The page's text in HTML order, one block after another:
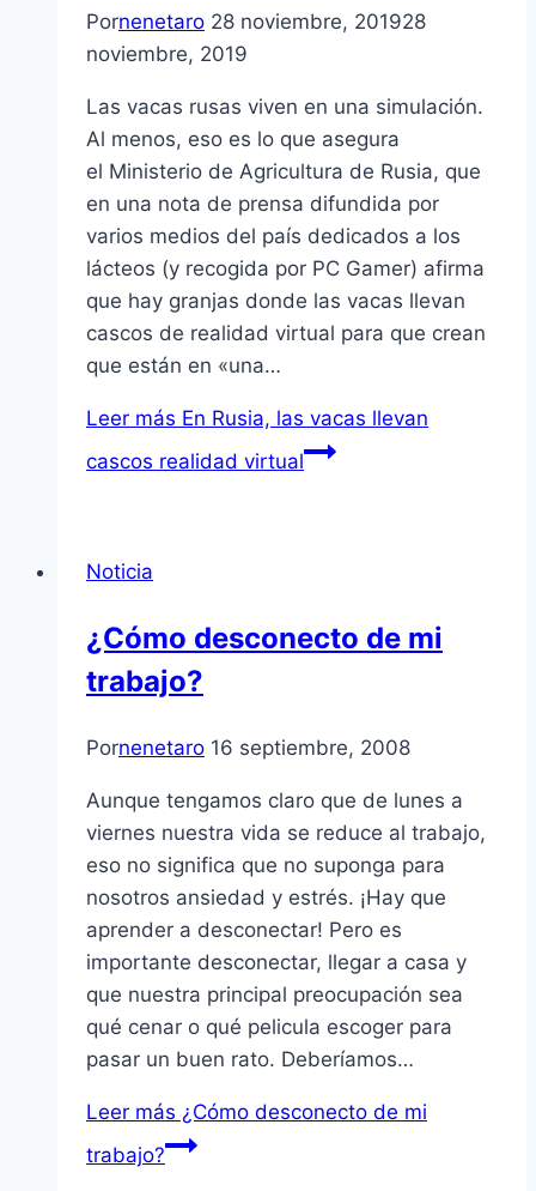
Pornenetaro 28 noviembre, 201928
noviembre, 2019
Las vacas rusas viven en una simulación.
Al menos, eso es lo que asegura
el Ministerio de Agricultura de Rusia, que
en una nota de prensa difundida por
varios medios del país dedicados a los
lácteos (y recogida por PC Gamer) afirma
que hay granjas donde las vacas llevan
cascos de realidad virtual para que crean
que están en «una…
Leer más En Rusia, las vacas llevan
cascos realidad virtual
Noticia
¿Cómo desconecto de mi
trabajo?
Pornenetaro 16 septiembre, 2008
Aunque tengamos claro que de lunes a
viernes nuestra vida se reduce al trabajo,
eso no significa que no suponga para
nosotros ansiedad y estrés. ¡Hay que
aprender a desconectar! Pero es
importante desconectar, llegar a casa y
que nuestra principal preocupación sea
qué cenar o qué pelicula escoger para
pasar un buen rato. Deberí­amos…
Leer más ¿Cómo desconecto de mi
trabajo?